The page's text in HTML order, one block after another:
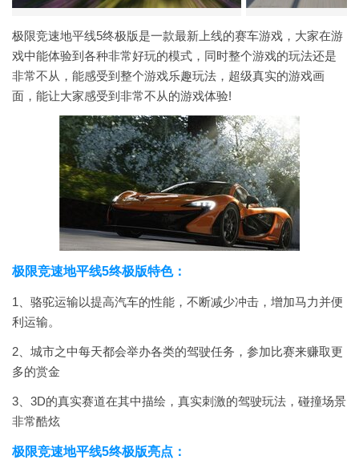
极限竞速地平线5终极版是一款最新上线的赛车游戏，大家在游
戏中能体验到各种非常好玩的模式，同时整个游戏的玩法还是
非常不从，能感受到整个游戏乐趣玩法，超级真实的游戏画
面，能让大家感受到非常不从的游戏体验!
极限竞速地平线5终极版特色：
1、骆驼运输以提高汽车的性能，不断减少冲击，增加马力并便
利运输。
2、城市之中每天都会举办各类的驾驶任务，参加比赛来赚取更
多的赏金
3、3D的真实赛道在其中描绘，真实刺激的驾驶玩法，碰撞场景
非常酷炫
极限竞速地平线5终极版亮点：